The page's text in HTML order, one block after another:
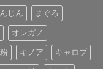
じん まぐろ
オレガノ
キノア キャロブ